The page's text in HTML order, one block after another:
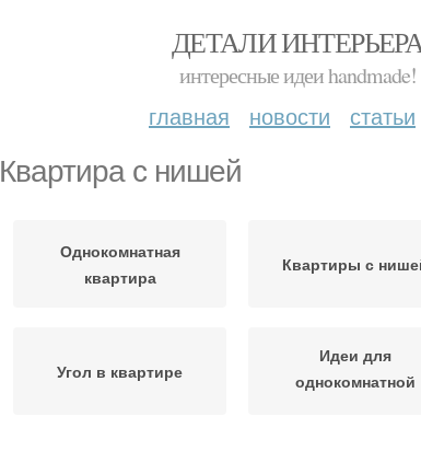
ДЕТАЛИ
интересные идеи handmade!
главная новости статьи
Квартира с нишей
Однокомнатная
квартира
Квартиры с
Угол в квартире
Идеи для
однокомнатной